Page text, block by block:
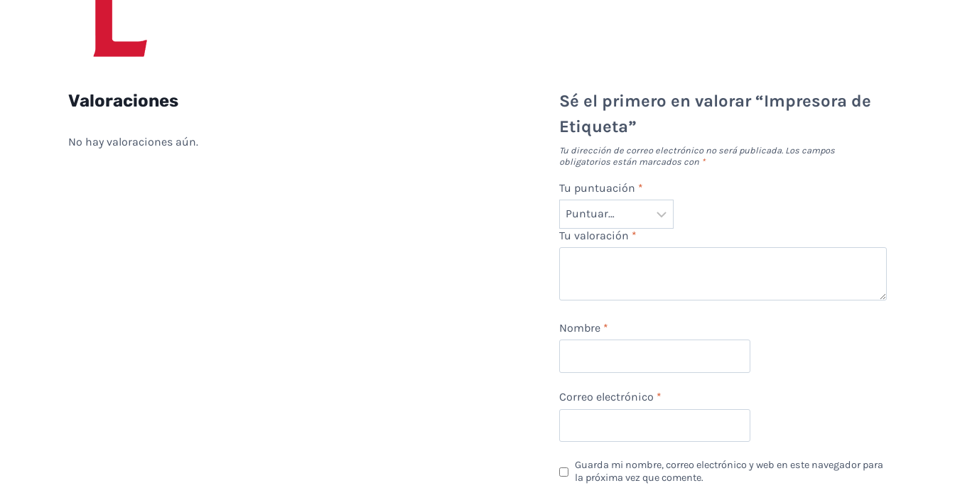
Valoraciones
No hay valoraciones aún.
Sé el primero en valorar “Impresora de
Etiqueta”
Tu dirección de correo electrónico no será publicada. Los campos
obligatorios están marcados con *
Tu puntuación *
Tu valoración *
Nombre *
Correo electrónico *
Guarda mi nombre, correo electrónico y web en este navegador para
la próxima vez que comente.